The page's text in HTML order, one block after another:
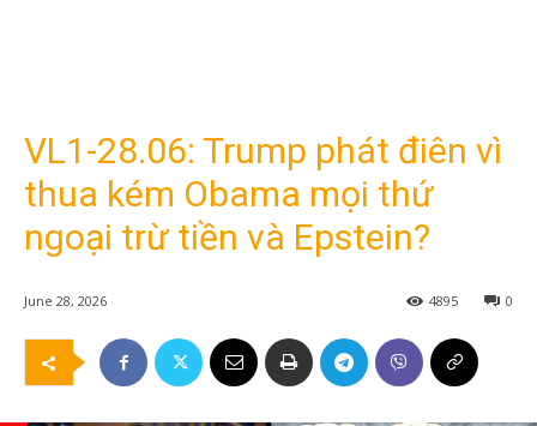
VL1-28.06: Trump phát điên vì
thua kém Obama mọi thứ
ngoại trừ tiền và Epstein?
June 28, 2026 0
4895